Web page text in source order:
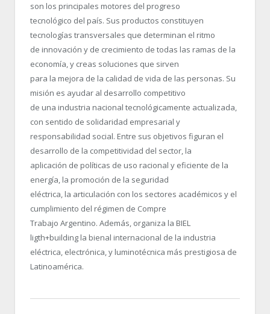
son los principales motores del progreso
tecnológico del país. Sus productos constituyen
tecnologías transversales que determinan el ritmo
de innovación y de crecimiento de todas las ramas de la
economía, y creas soluciones que sirven
para la mejora de la calidad de vida de las personas. Su
misión es ayudar al desarrollo competitivo
de una industria nacional tecnológicamente actualizada,
con sentido de solidaridad empresarial y
responsabilidad social. Entre sus objetivos figuran el
desarrollo de la competitividad del sector, la
aplicación de políticas de uso racional y eficiente de la
energía, la promoción de la seguridad
eléctrica, la articulación con los sectores académicos y el
cumplimiento del régimen de Compre
Trabajo Argentino. Además, organiza la BIEL
ligth+building la bienal internacional de la industria
eléctrica, electrónica, y luminotécnica más prestigiosa de
Latinoamérica.